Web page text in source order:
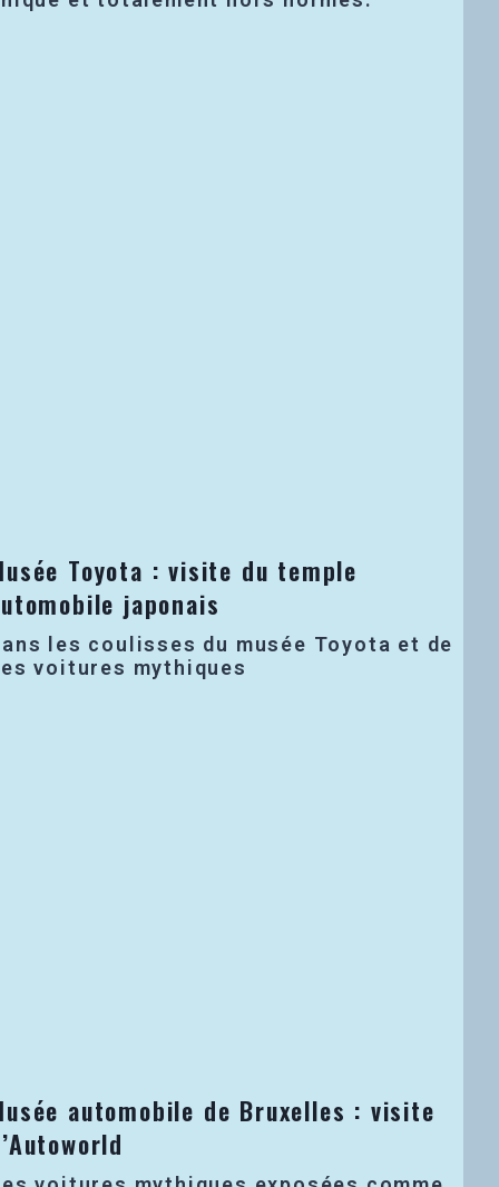
Toyota : visite du temple
japonais
les coulisses du musée Toyota et de
voitures mythiques
automobile de Bruxelles : visite